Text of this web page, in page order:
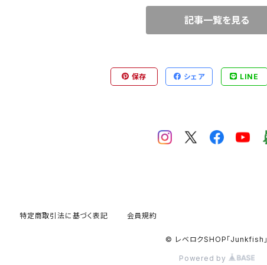
記事一覧を見る
保存 シェア LINE
特定商取引法に基づく表記 会員規約
© レベロクSHOP「Junkfish｣
Powered by